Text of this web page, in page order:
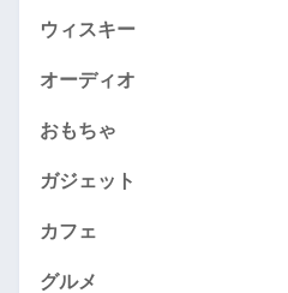
ウィスキー
オーディオ
おもちゃ
ガジェット
カフェ
グルメ